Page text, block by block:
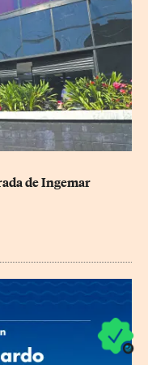
de Ingemar